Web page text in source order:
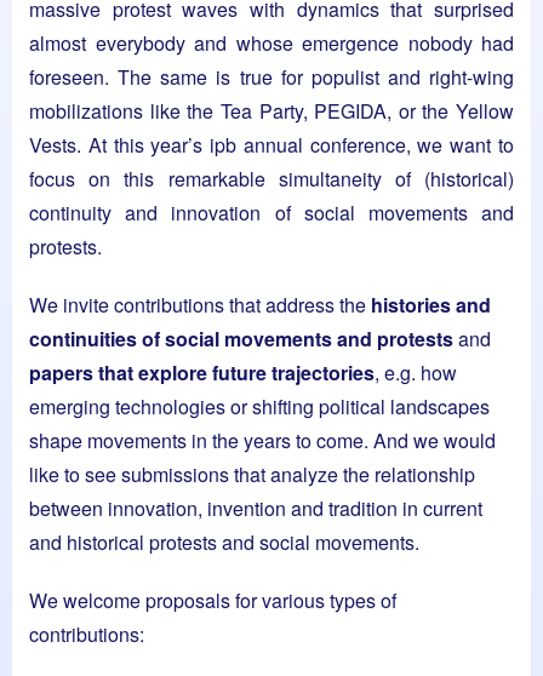
massive protest waves with dynamics that surprised
almost everybody and whose emergence nobody had
foreseen. The same is true for populist and right-wing
mobilizations like the Tea Party, PEGIDA, or the Yellow
Vests. At this year’s ipb annual conference, we want to
focus on this remarkable simultaneity of (historical)
continuity and innovation of social movements and
protests.
We invite contributions that address the histories and
continuities of social movements and protestsand
papers that explore future trajectories, e.g. how
emerging technologies or shifting political landscapes
shape movements in the years to come. And we would
like to see submissions that analyze the relationship
between innovation, invention and tradition in current
and historical protests and social movements.
We welcome proposals for various types of
contributions: